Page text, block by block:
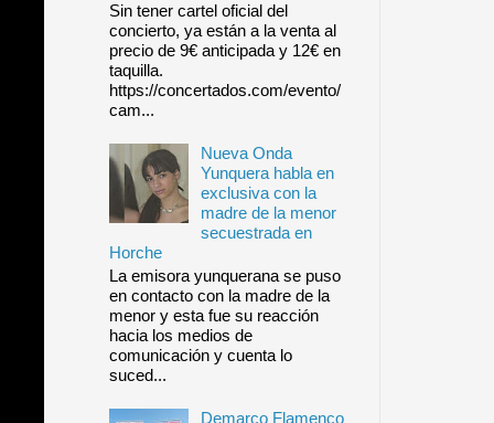
Sin tener cartel oficial del
concierto, ya están a la venta al
precio de 9€ anticipada y 12€ en
taquilla.
https://concertados.com/evento/
cam...
Nueva Onda
Yunquera habla en
exclusiva con la
madre de la menor
secuestrada en
Horche
La emisora yunquerana se puso
en contacto con la madre de la
menor y esta fue su reacción
hacia los medios de
comunicación y cuenta lo
suced...
Demarco Flamenco